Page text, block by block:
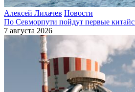
Алексей Лихачев Новости
По Севморпути пойдут первые
7 августа 2026